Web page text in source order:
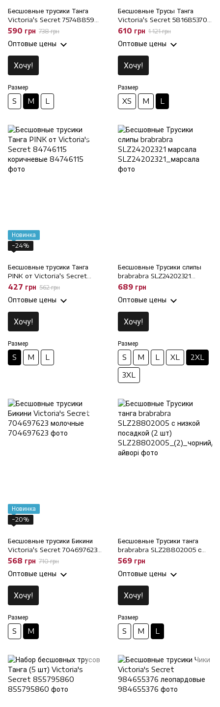
Бесшовные трусики Танга
Victoria's Secret 757488596
фиолетовые, M
590 грн 738 грн
Оптовые цены
Хочу!
Размер
S M L
Бесшовные Трусы Танга
Victoria's Secret 581685370
с низкой посадкой, L
610 грн 1 121 грн
Оптовые цены
Хочу!
Размер
XS M L
Новинка
−24%
Бесшовные трусики Танга
PINK от Victoria's Secret
84746115 коричневые, S
427 грн 562 грн
Оптовые цены
Хочу!
Размер
S M L
Бесшовные Трусики слипы
brabrabra SLZ24202321
марсала, 2XL
689 грн
Оптовые цены
Хочу!
Размер
S M L XL 2XL
3XL
Новинка
−20%
Бесшовные трусики Бикини
Victoria's Secret 704697623
молочные, M
568 грн 710 грн
Оптовые цены
Хочу!
Размер
S M
Бесшовные Трусики танга
brabrabra SLZ28802005 с
низкой посадкой (2 шт), L
569 грн
Оптовые цены
Хочу!
Размер
S M L